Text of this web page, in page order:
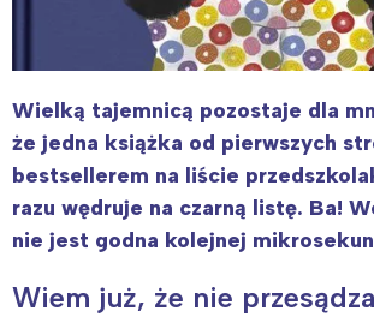
Wielką tajemnicą pozostaje dla
że jedna książka od pierwszych
bestsellerem na liście
razu wędruje na czarną listę. Ba!
nie jest godna kolejnej
Wiem już, że nie